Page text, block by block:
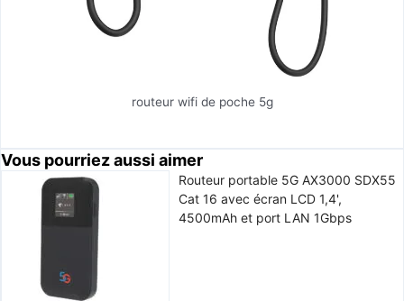
routeur wifi de poche 5g
Vous pourriez aussi aimer
Routeur portable 5G AX3000 SDX55
Cat 16 avec écran LCD 1,4',
4500mAh et port LAN 1Gbps